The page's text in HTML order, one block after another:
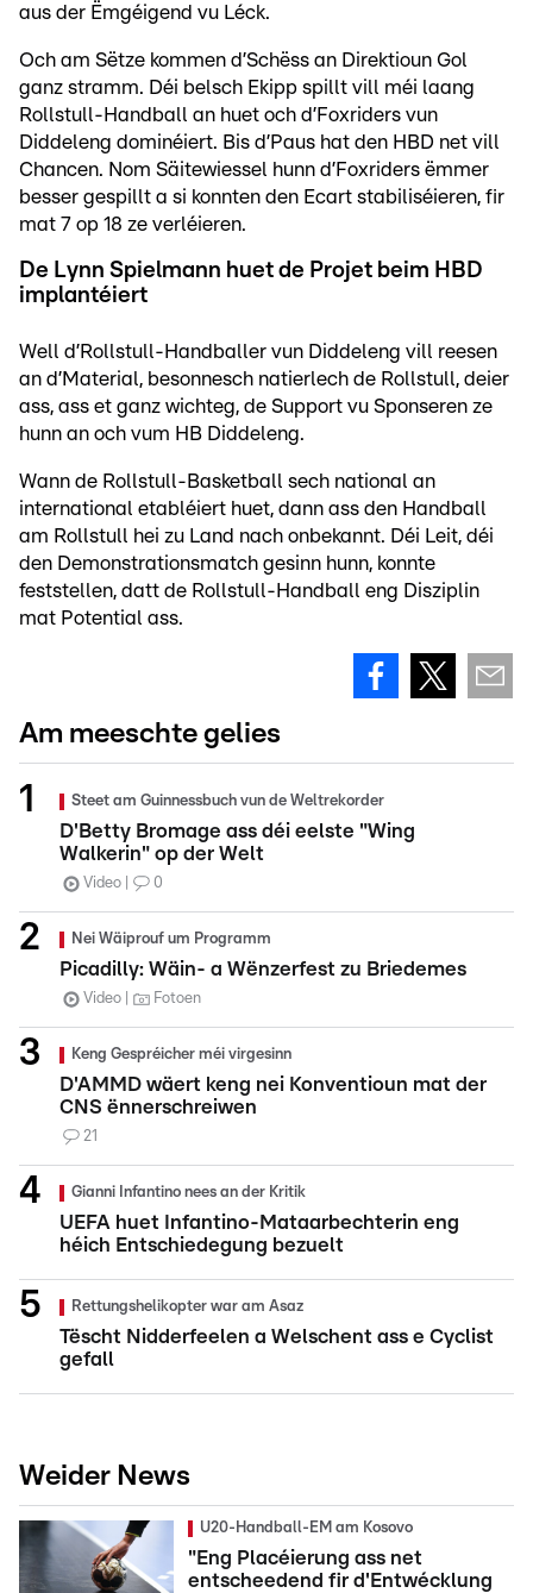
aus der Ëmgéigend vu Léck.
Och am Sëtze kommen d’Schëss an Direktioun Gol
ganz stramm. Déi belsch Ekipp spillt vill méi laang
Rollstull-Handball an huet och d’Foxriders vun
Diddeleng dominéiert. Bis d’Paus hat den HBD net vill
Chancen. Nom Säitewiessel hunn d’Foxriders ëmmer
besser gespillt a si konnten den Ecart stabiliséieren, fir
mat 7 op 18 ze verléieren.
De Lynn Spielmann huet de Projet beim HBD
implantéiert
Well d’Rollstull-Handballer vun Diddeleng vill reesen
an d’Material, besonnesch natierlech de Rollstull, deier
ass, ass et ganz wichteg, de Support vu Sponseren ze
hunn an och vum HB Diddeleng.
Wann de Rollstull-Basketball sech national an
international etabléiert huet, dann ass den Handball
am Rollstull hei zu Land nach onbekannt. Déi Leit, déi
den Demonstrationsmatch gesinn hunn, konnte
feststellen, datt de Rollstull-Handball eng Disziplin
mat Potential ass.
Am meeschte gelies
Steet am Guinnessbuch vun de Weltrekorder
D'Betty Bromage ass déi eelste "Wing
Walkerin" op der Welt
Video 0
Nei Wäiprouf um Programm
Picadilly: Wäin- a Wënzerfest zu Briedemes
Video Fotoen
Keng Gespréicher méi virgesinn
D'AMMD wäert keng nei Konventioun mat der
CNS ënnerschreiwen
21
Gianni Infantino nees an der Kritik
UEFA huet Infantino-Mataarbechterin eng
héich Entschiedegung bezuelt
Rettungshelikopter war am Asaz
Tëscht Nidderfeelen a Welschent ass e Cyclist
gefall
Weider News
U20-Handball-EM am Kosovo
"Eng Placéierung ass net
entscheedend fir d'Entwécklung